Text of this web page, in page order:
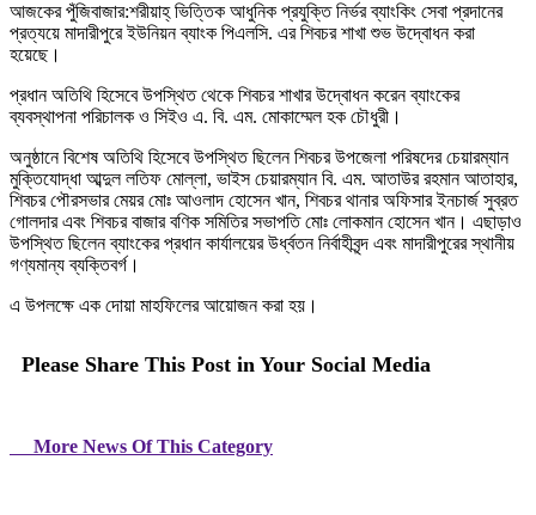
আজকের পুঁজিবাজার:শরীয়াহ্ ভিত্তিক আধুনিক প্রযুক্তি নির্ভর ব্যাংকিং সেবা প্রদানের
প্রত্যয়ে মাদারীপুরে ইউনিয়ন ব্যাংক পিএলসি. এর শিবচর শাখা শুভ উদ্বোধন করা
হয়েছে।
প্রধান অতিথি হিসেবে উপস্থিত থেকে শিবচর শাখার উদ্বোধন করেন ব্যাংকের
ব্যবস্থাপনা পরিচালক ও সিইও এ. বি. এম. মোকাম্মেল হক চৌধুরী।
অনুষ্ঠানে বিশেষ অতিথি হিসেবে উপস্থিত ছিলেন শিবচর উপজেলা পরিষদের চেয়ারম্যান
মুক্তিযোদ্ধা আব্দুল লতিফ মোল্লা, ভাইস চেয়ারম্যান বি. এম. আতাউর রহমান আতাহার,
শিবচর পৌরসভার মেয়র মোঃ আওলাদ হোসেন খান, শিবচর থানার অফিসার ইনচার্জ সুব্রত
গোলদার এবং শিবচর বাজার বণিক সমিতির সভাপতি মোঃ লোকমান হোসেন খান। এছাড়াও
উপস্থিত ছিলেন ব্যাংকের প্রধান কার্যালয়ের উর্ধ্বতন নির্বাহীবৃন্দ এবং মাদারীপুরের স্থানীয়
গণ্যমান্য ব্যক্তিবর্গ।
এ উপলক্ষে এক দোয়া মাহফিলের আয়োজন করা হয়।
Please Share This Post in Your Social Media
More News Of This Category